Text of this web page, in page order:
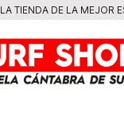
LA TIENDA DE LA MEJOR